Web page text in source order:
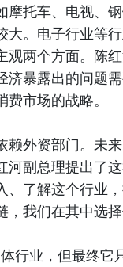
摩托车、电视、
大。电子行业等行
观两个方面。陈
济暴露出的问题
市场的战略。
赖外资部门。未
河副总理提出了
、了解这个行业
，我们在其中选
行业，但最终它